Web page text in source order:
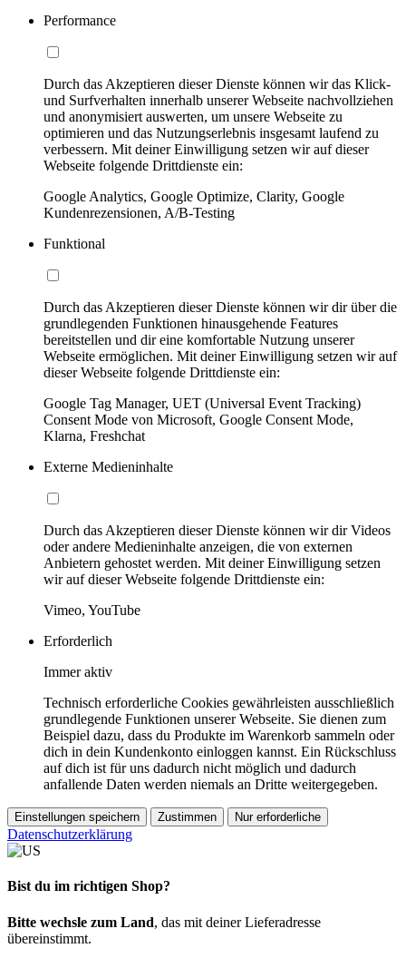
Performance
Durch das Akzeptieren dieser Dienste können wir das Klick-
und Surfverhalten innerhalb unserer Webseite nachvollziehen
und anonymisiert auswerten, um unsere Webseite zu
optimieren und das Nutzungserlebnis insgesamt laufend zu
verbessern. Mit deiner Einwilligung setzen wir auf dieser
Webseite folgende Drittdienste ein:
Google Analytics, Google Optimize, Clarity, Google
Kundenrezensionen, A/B-Testing
Funktional
Durch das Akzeptieren dieser Dienste können wir dir über die
grundlegenden Funktionen hinausgehende Features
bereitstellen und dir eine komfortable Nutzung unserer
Webseite ermöglichen. Mit deiner Einwilligung setzen wir auf
dieser Webseite folgende Drittdienste ein:
Google Tag Manager, UET (Universal Event Tracking)
Consent Mode von Microsoft, Google Consent Mode,
Klarna, Freshchat
Externe Medieninhalte
Durch das Akzeptieren dieser Dienste können wir dir Videos
oder andere Medieninhalte anzeigen, die von externen
Anbietern gehostet werden. Mit deiner Einwilligung setzen
wir auf dieser Webseite folgende Drittdienste ein:
Vimeo, YouTube
Erforderlich
Immer aktiv
Technisch erforderliche Cookies gewährleisten ausschließlich
grundlegende Funktionen unserer Webseite. Sie dienen zum
Beispiel dazu, dass du Produkte im Warenkorb sammeln oder
dich in dein Kundenkonto einloggen kannst. Ein Rückschluss
auf dich ist für uns dadurch nicht möglich und dadurch
anfallende Daten werden niemals an Dritte weitergegeben.
Einstellungen speichern Zustimmen Nur erforderliche
Datenschutzerklärung
Bist du im richtigen Shop?
Bitte wechsle zum Land, das mit deiner Lieferadresse
übereinstimmt.